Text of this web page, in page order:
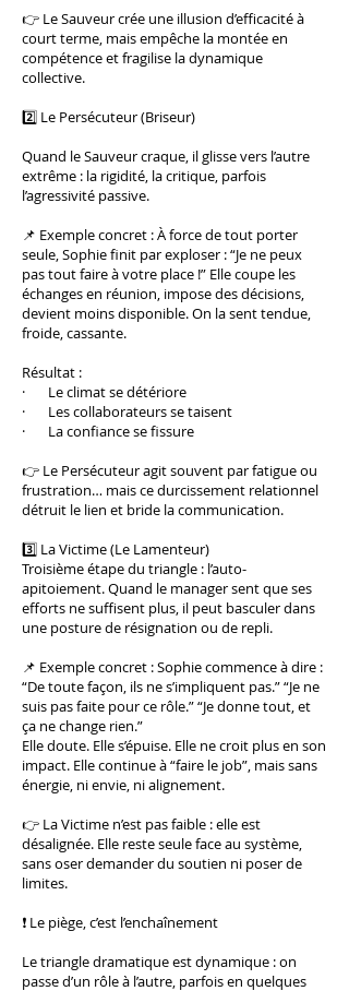
👉 Le Sauveur crée une illusion d’efficacité à
court terme, mais empêche la montée en
compétence et fragilise la dynamique
collective.
2️⃣ Le Persécuteur (Briseur)
Quand le Sauveur craque, il glisse vers l’autre
extrême : la rigidité, la critique, parfois
l’agressivité passive.
📌 Exemple concret : À force de tout porter
seule, Sophie finit par exploser : “Je ne peux
pas tout faire à votre place !” Elle coupe les
échanges en réunion, impose des décisions,
devient moins disponible. On la sent tendue,
froide, cassante.
Résultat :
· Le climat se détériore
· Les collaborateurs se taisent
· La confiance se fissure
👉 Le Persécuteur agit souvent par fatigue ou
frustration… mais ce durcissement relationnel
détruit le lien et bride la communication.
3️⃣ La Victime (Le Lamenteur)
Troisième étape du triangle : l’auto-
apitoiement. Quand le manager sent que ses
efforts ne suffisent plus, il peut basculer dans
une posture de résignation ou de repli.
📌 Exemple concret : Sophie commence à dire :
“De toute façon, ils ne s’impliquent pas.” “Je ne
suis pas faite pour ce rôle.” “Je donne tout, et
ça ne change rien.”
Elle doute. Elle s’épuise. Elle ne croit plus en son
impact. Elle continue à “faire le job”, mais sans
énergie, ni envie, ni alignement.
👉 La Victime n’est pas faible : elle est
désalignée. Elle reste seule face au système,
sans oser demander du soutien ni poser de
limites.
❗ Le piège, c’est l’enchaînement
Le triangle dramatique est dynamique : on
passe d’un rôle à l’autre, parfois en quelques